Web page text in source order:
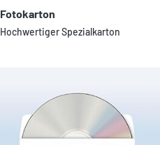
Fotokarton
Hochwertiger Spezialkarton